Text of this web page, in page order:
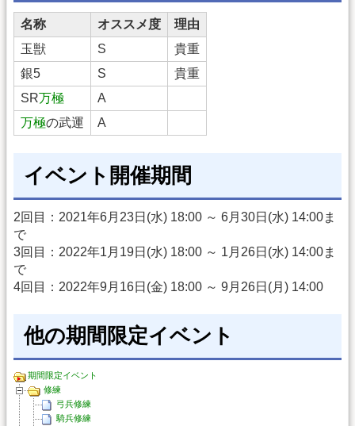
名称 オススメ度
理由
玉獣
S
貴重
銀5
S
貴重
SR万極
A
万極の武運 A
イベント開催期間
2回目：2021年6月23日(水) 18:00 ～ 6月30日(水) 14:00ま
で
3回目：2022年1月19日(水) 18:00 ～ 1月26日(水) 14:00ま
で
4回目：2022年9月16日(金) 18:00 ～ 9月26日(月) 14:00
他の期間限定イベント
期間限定イベント
修練
弓兵修練
騎兵修練